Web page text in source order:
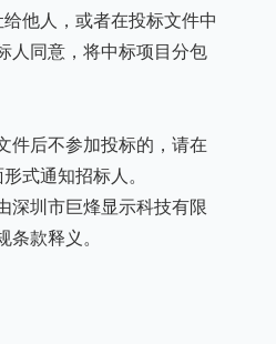
他人，或者在投标文件中
人同意，将中标项目分包
件后不参加投标的，请在
式通知招标人。
深圳市巨烽显示科技有限
条款释义。